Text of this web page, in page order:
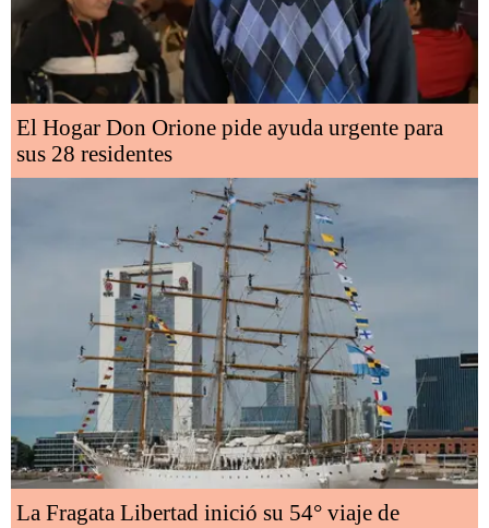
El Hogar Don Orione pide ayuda urgente para
sus 28 residentes
La Fragata Libertad inició su 54° viaje de